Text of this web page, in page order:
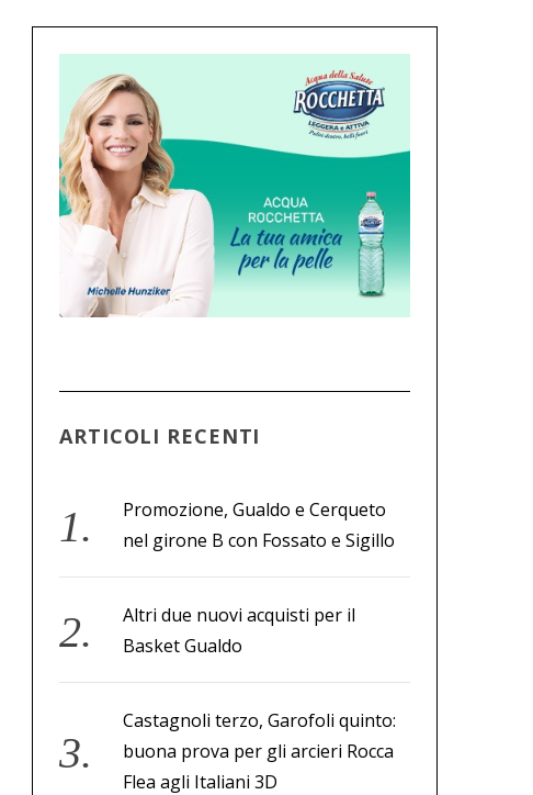
ARTICOLI RECENTI
Promozione, Gualdo e Cerqueto
nel girone B con Fossato e Sigillo
Altri due nuovi acquisti per il
Basket Gualdo
Castagnoli terzo, Garofoli quinto:
buona prova per gli arcieri Rocca
Flea agli Italiani 3D